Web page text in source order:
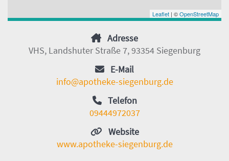
Leaflet | ©OpenStreetMap
Adresse
VHS, Landshuter Straße 7, 93354 Siegenburg
E-Mail
info@apotheke-siegenburg.de
Telefon
09444972037
Website
www.apotheke-siegenburg.de